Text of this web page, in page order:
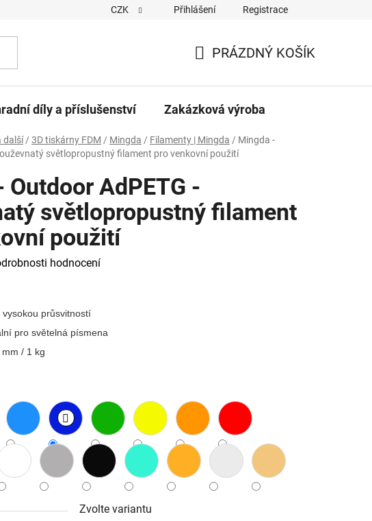
CZK Přihlášení Registrace
KOŠÍK
PRÁZDNÝ KOŠÍK
díly a příslušenství Zakázková výroba
další / 3D tiskárny FDM / Mingda / Filamenty | Mingda / Mingda -
světlopropustný filament pro venkovní použití
Outdoor AdPETG -
světlopropustný filament
použití
hodnocení
průsvitností
pro světelná písmena
/ 1 kg
Zvolte variantu